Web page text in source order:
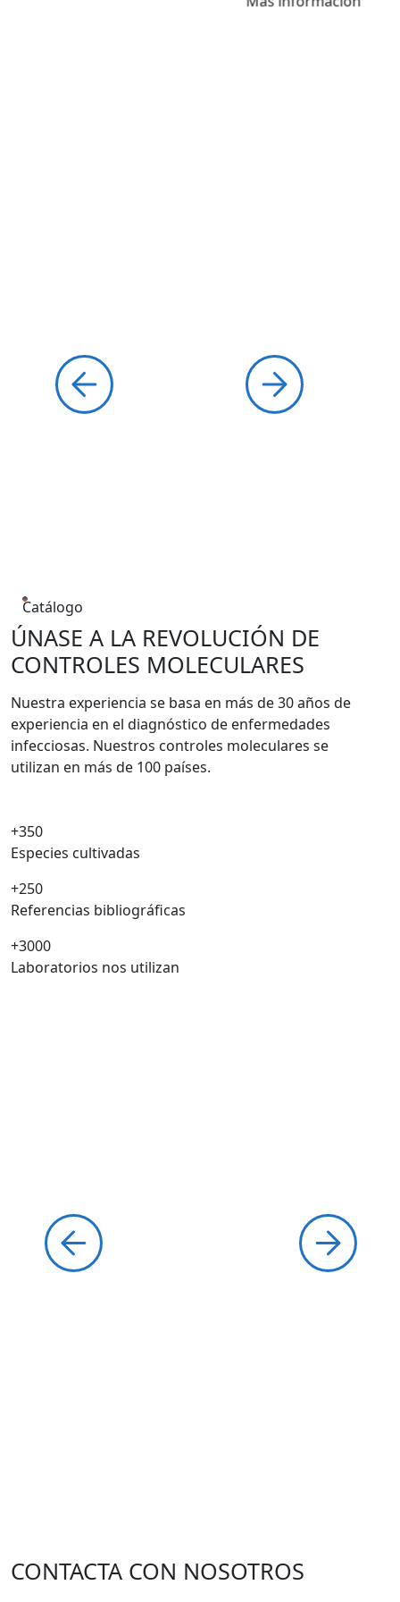
Catálogo
ÚNASE A LA REVOLUCIÓN DE
CONTROLES MOLECULARES
Nuestra experiencia se basa en más de 30 años de
experiencia en el diagnóstico de enfermedades
infecciosas. Nuestros controles moleculares se
utilizan en más de 100 países.
+350
Especies cultivadas
+250
Referencias bibliográficas
+3000
Laboratorios nos utilizan
CONTACTA CON NOSOTROS